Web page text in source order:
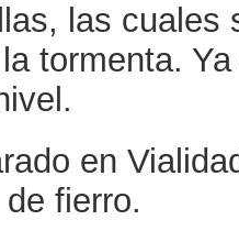
las cuales
tormenta. Ya
en
fierro.